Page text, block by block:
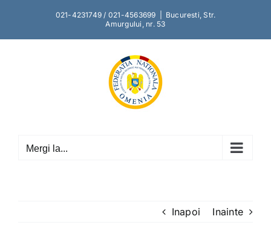
content
021-4231749 / 021-4563699
Bucuresti, Str.
Amurgului, nr. 53
Mergi la...
Inapoi Inainte